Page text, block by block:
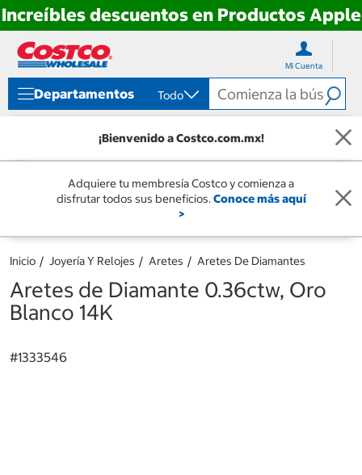
Increíbles descuentos en Productos Apple
directo
contenido
directo
menú
navegación
Mi Cuenta
Departamentos Todo
¡Bienvenido a Costco.com.mx!
Adquiere tu membresía Costco y comienza a
disfrutar todos sus beneficios.Conoce más aquí
>
Inicio Joyería Y Relojes Aretes Aretes De Diamantes
Aretes de Diamante 0.36ctw, Oro
Blanco 14K
#1333546